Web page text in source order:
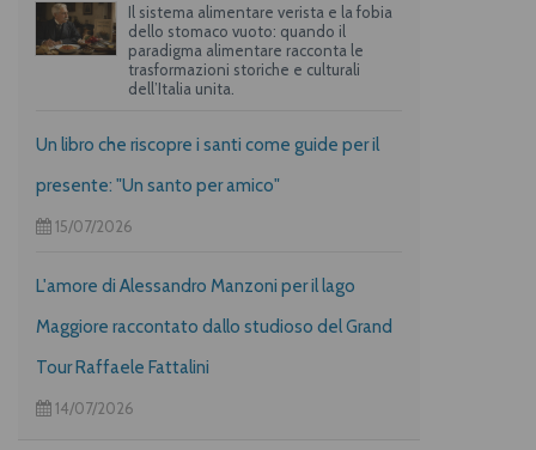
Il sistema alimentare verista e la fobia
dello stomaco vuoto: quando il
paradigma alimentare racconta le
trasformazioni storiche e culturali
dell’Italia unita.
Un libro che riscopre i santi come guide per il
presente: "Un santo per amico"
15/07/2026
L'amore di Alessandro Manzoni per il lago
Maggiore raccontato dallo studioso del Grand
Tour Raffaele Fattalini
14/07/2026